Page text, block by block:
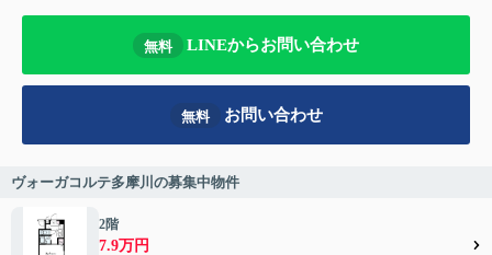
無料 LINEからお問い合わせ
無料 お問い合わせ
ヴォーガコルテ多摩川の募集中物件
2階
7.9万円